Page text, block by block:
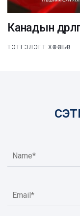
Канадын
ТЭТГЭЛЭГТ ХӨТӨЛБӨР